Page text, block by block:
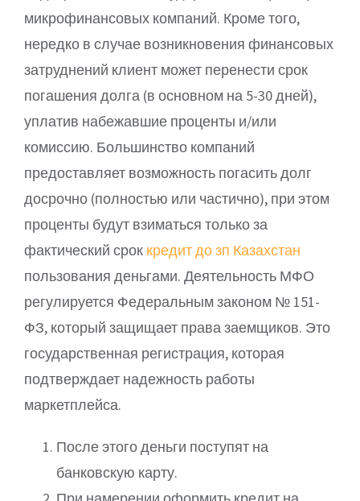
микрофинансовых компаний. Кроме того,
нередко в случае возникновения финансовых
затруднений клиент может перенести срок
погашения долга (в основном на 5-30 дней),
уплатив набежавшие проценты и/или
комиссию. Большинство компаний
предоставляет возможность погасить долг
досрочно (полностью или частично), при этом
проценты будут взиматься только за
фактический срок кредит до зп Казахстан
пользования деньгами. Деятельность МФО
регулируется Федеральным законом № 151-
ФЗ, который защищает права заемщиков. Это
государственная регистрация, которая
подтверждает надежность работы
маркетплейса.
После этого деньги поступят на
банковскую карту.